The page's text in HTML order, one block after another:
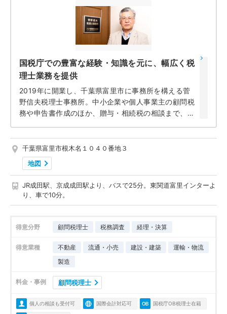
国税庁での豊富な経験・知識を元に、幅広く税
理士業務を提供
2019年に開業し、千葉県富里市に事務所を構える菅
野信夫税理士事務所。中小企業や個人事業主の顧問税
務や申告書作成のほか、贈与・相続税の相談まで、幅
伺いました。
千葉県富里市根木名１０４０番地３
地図
JR成田駅、京成成田駅より、バスで25分。東関道富里インターよ
り、車で10分。
得意分野 顧問税理士 税務調査 経理・決算
得意業種 不動産 流通・小売 建設・建築
運輸・物流
製造
料金・事例 顧問税理士
個人の相談も受付可 国際会計対応可 国税庁OB税理士在籍